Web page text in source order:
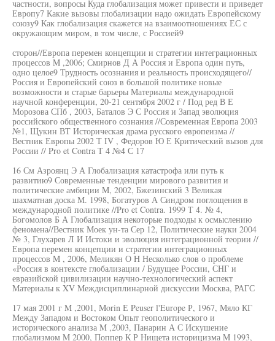
частности, вопросы Куда глобализация может привести и приведет
Европу7 Какие вызовы глобализации надо ожидать Европейскому
союзу9 Как глобализация скажется на взаимоотношениях ЕС с
окружающим миром, в том числе, с Россией9
сторон//Европа перемен концепции и стратегии интеграционных
процессов M ,2006; Смирнов Д А Россия и Европа один путь,
одно целое9 Трудность осознания и реальность происходящего//
Россия и Европейский союз в большой политике новые
возможности и старые барьеры Материалы международной
научной конференции, 20-21 сентября 2002 г / Под ред В Е
Морозова СПб , 2003, Баталов Э С Россия и Запад эволюция
российского общественного сознания //Современная Европа 2003
№1, Щукин ВТ Историческая драма русского европеизма //
Вестник Европы 2002 Т IV , Федоров Ю Е Критический вызов для
России // Pro et Contra Т 4 №4 С 17
16 См Азроянц Э А Глобализация катастрофа или путь к
развитию9 Современные тенденции мирового развития и
политические амбиции M, 2002, Бжезинский 3 Великая
шахматная доска М. 1998, Богатуров А Синдром поглощения в
международной политике //Pro et Contra. 1999 Т 4. № 4,
Богомолов Б А Глобализация некоторые подходы к осмыслению
феномена//Вестник Моек ун-та Сер 12, Политические науки 2004
№ 3, Глухарев Л И Истоки и эволюция интеграционной теории //
Европа перемен концепции и стратегии интеграционных
процессов M , 2006, Меликян О H Несколько слов о проблеме
«Россия в контексте глобализации / Будущее России, СНГ и
евразийской цивилизации научно-технологический аспект
Материалы к XV Междисциплинарной дискуссии Москва, РАГС
17 мая 2001 г M ,2001, Morin Е Peuser l'Europe Р, 1967, Мяло КГ
Между Западом и Востоком Опыт геополитического и
исторического анализа M ,2003, Панарин А С Искушение
глобализмом M 2000, Поппер К Р Нищета историцизма M 1993,